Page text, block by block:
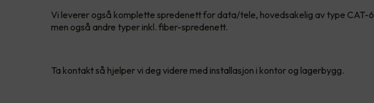
Vi leverer også komplette spredenett for data/tele, hovedsakelig av type CAT-6
men også andre typer inkl. fiber-spredenett.
Ta kontakt så hjelper vi deg videre med installasjon i kontor og lagerbygg.